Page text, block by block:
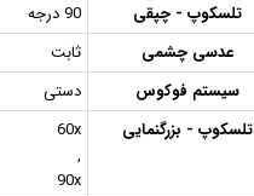
تلسکوپ - چپقی
90 درجه
عدسی چشمی
ثابت
سیستم فوکوس
دستی
تلسکوپ - بزرگنمایی
60x
,
90x